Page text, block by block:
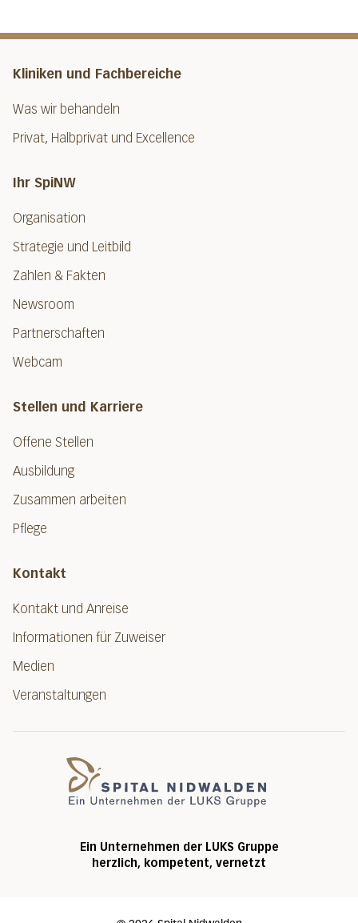
Kliniken und Fachbereiche
Was wir behandeln
Privat, Halbprivat und Excellence
Ihr SpiNW
Organisation
Strategie und Leitbild
Zahlen & Fakten
Newsroom
Partnerschaften
Webcam
Stellen und Karriere
Offene Stellen
Ausbildung
Zusammen arbeiten
Pflege
Kontakt
Kontakt und Anreise
Informationen für Zuweiser
Medien
Veranstaltungen
Ein Unternehmen der LUKS Gruppe
herzlich, kompetent, vernetzt